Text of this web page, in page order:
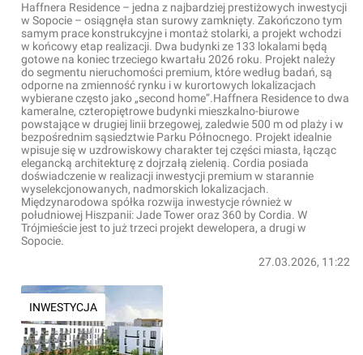
Haffnera Residence – jedna z najbardziej prestiżowych inwestycji
w Sopocie – osiągnęła stan surowy zamknięty. Zakończono tym
samym prace konstrukcyjne i montaż stolarki, a projekt wchodzi
w końcowy etap realizacji. Dwa budynki ze 133 lokalami będą
gotowe na koniec trzeciego kwartału 2026 roku. Projekt należy
do segmentu nieruchomości premium, które według badań, są
odporne na zmienność rynku i w kurortowych lokalizacjach
wybierane często jako „second home”.Haffnera Residence to dwa
kameralne, czteropiętrowe budynki mieszkalno-biurowe
powstające w drugiej linii brzegowej, zaledwie 500 m od plaży i w
bezpośrednim sąsiedztwie Parku Północnego. Projekt idealnie
wpisuje się w uzdrowiskowy charakter tej części miasta, łącząc
elegancką architekturę z dojrzałą zielenią. Cordia posiada
doświadczenie w realizacji inwestycji premium w starannie
wyselekcjonowanych, nadmorskich lokalizacjach.
Międzynarodowa spółka rozwija inwestycje również w
południowej Hiszpanii: Jade Tower oraz 360 by Cordia. W
Trójmieście jest to już trzeci projekt dewelopera, a drugi w
Sopocie.
27.03.2026, 11:22
INWESTYCJA